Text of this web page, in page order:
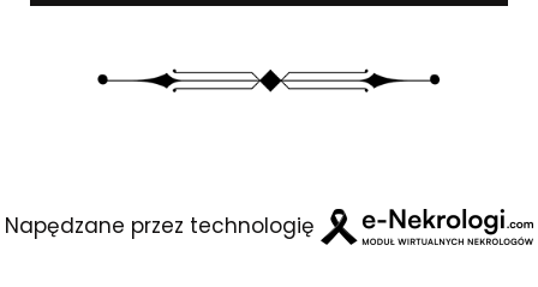
Napędzane przez technologię